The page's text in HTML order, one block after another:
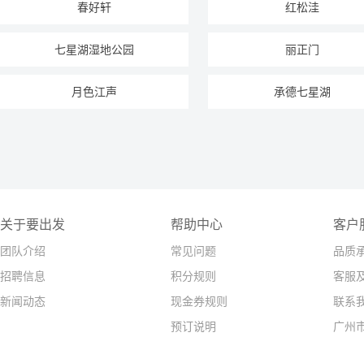
春好轩 红松洼
七星湖湿地公园 丽正门
月色江声 承德七星湖
关于要出发
团队介绍
招聘信息
新闻动态
帮助中心
常见问题
积分规则
现金券规则
预订说明
客户
品质
客服
联系
广州